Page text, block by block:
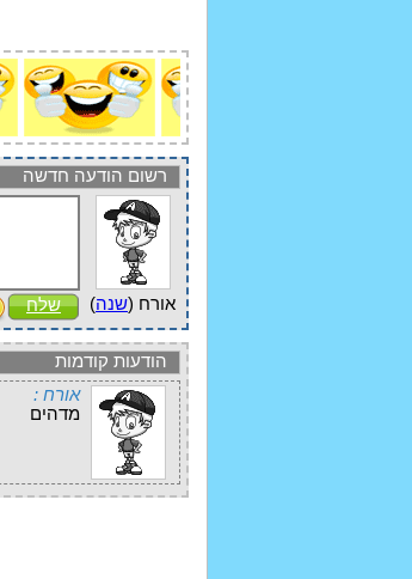
רשום הודעה חדשה
אורח (שנה) שלח
הודעות קודמות
אורח :
מדהים